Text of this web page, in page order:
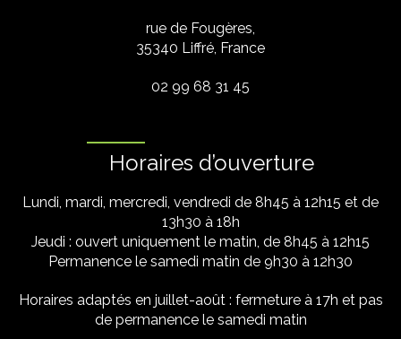
rue de Fougères,
35340 Liffré, France
02 99 68 31 45
Horaires d’ouverture
Lundi, mardi, mercredi, vendredi de 8h45 à 12h15 et de
13h30 à 18h
Jeudi : ouvert uniquement le matin, de 8h45 à 12h15
Permanence le samedi matin de 9h30 à 12h30
Horaires adaptés en juillet-août : fermeture à 17h et pas
de permanence le samedi matin